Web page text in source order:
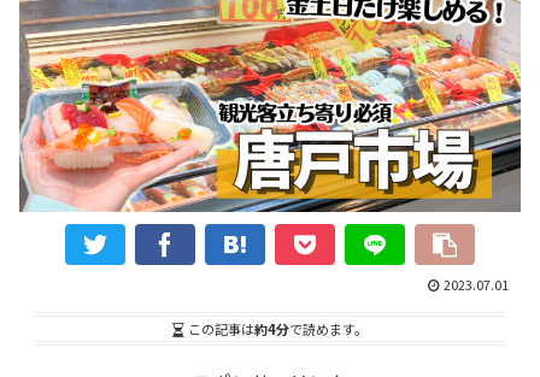
2023.07.01
この記事は約4分で読めます。